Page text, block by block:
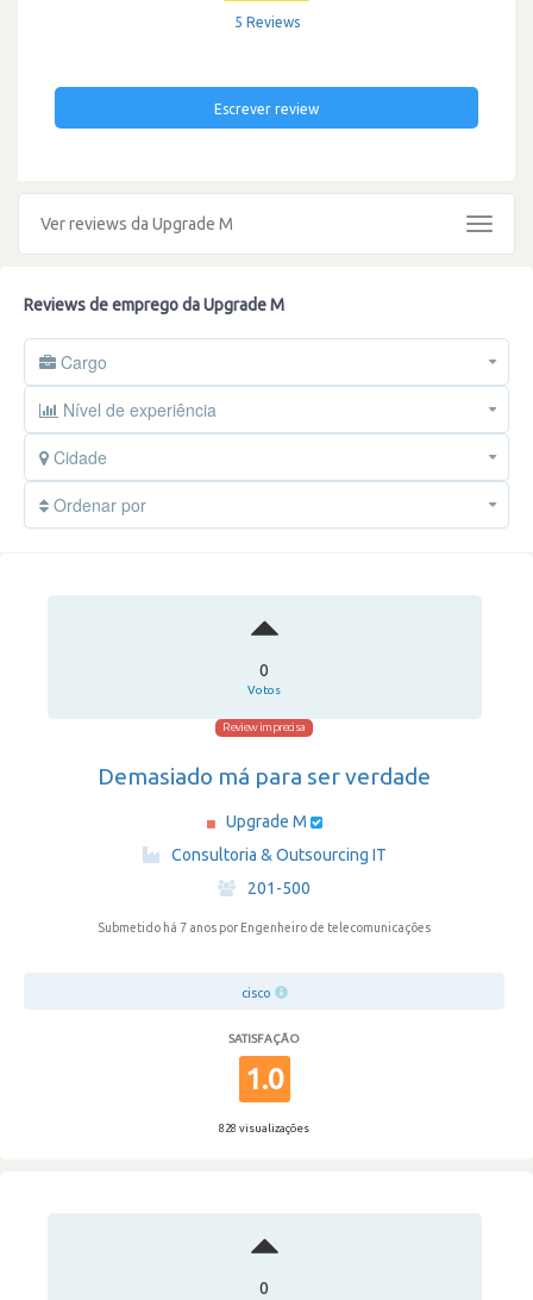
5 Reviews
Escrever review
Ver reviews da Upgrade M
Toggle
Reviews de emprego da Upgrade M
Cargo
Nível de experiência
Cidade
Ordenar por
0
Votos
Review imprecisa
Demasiado má para ser verdade
Upgrade M
·
Consultoria & Outsourcing IT
·
201-500
Submetido há 7 anos por Engenheiro de telecomunicações
cisco
SATISFAÇÃO
1.0
828 visualizações
0